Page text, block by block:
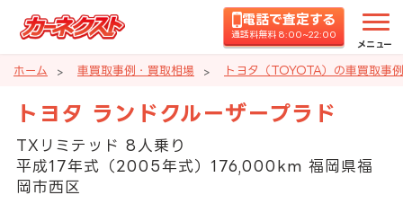
電話で査定する
通話料無料 8:00~22:00
メニュー
ホーム 車買取事例・買取相場 トヨタ（TOYOTA）の車買取事
トヨタ ランドクルーザープラド
TXリミテッド 8人乗り
平成17年式（2005年式）176,000km 福岡県福
岡市西区